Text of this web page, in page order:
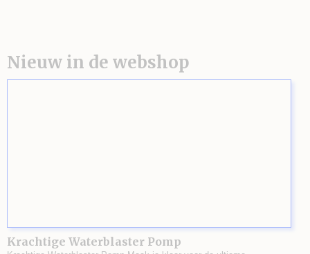
Nieuw in de webshop
Krachtige Waterblaster Pomp